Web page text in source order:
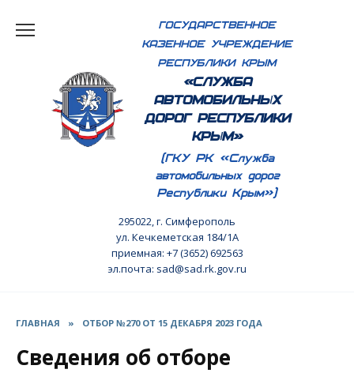
ГОСУДАРСТВЕННОЕ
КАЗЕННОЕ УЧРЕЖДЕНИЕ
РЕСПУБЛИКИ КРЫМ
«СЛУЖБА
АВТОМОБИЛЬНЫХ
ДОРОГ РЕСПУБЛИКИ
КРЫМ»
(ГКУ РК «Служба
автомобильных дорог
Республики Крым»)
295022, г. Симферополь
ул. Кечкеметская 184/1А
приемная: +7 (3652) 692563
эл.почта: sad@sad.rk.gov.ru
ГЛАВНАЯ » ОТБОР №270 ОТ 15 ДЕКАБРЯ 2023 ГОДА
Сведения об отборе